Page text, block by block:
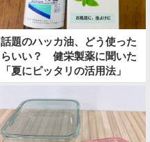
話題のハッカ油、どう使った
らいい？ 健栄製薬に聞いた
「夏にピッタリの活用法」